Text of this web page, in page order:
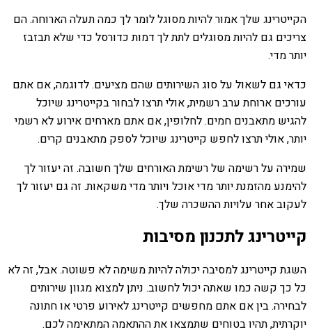
הקייטרינג שלך אמור להיות מסוגל לומר לך כמה תעלה הארוחה. הם
צריכים גם להיות מסוגלים לתת לך דמות כדורסל כדי שלא תבזבז
יותר מדי.
כדאי גם לשאול על סוג השירותים שהם מציעים. לדוגמה, אם אתם
עורכים ארוחת ערב רשמית, אולי תרצו לבחור בקייטרינג שיוכל
להגיש מתאבנים חמים. לחלופין, אם אתם מארחים אירוע לא רשמי
יותר, אולי תרצו לחפש קייטרינג שיוכל לספק מתאבנים קרים.
שמירה על רשימה של רשימת האורחים שלך חשובה. זה יעזור לך
להימנע מהזמנת יותר מדי אוכל ויותר מדי משקאות. זה גם יעזור לך
לעקוב אחר עלויות ההשכרה שלך.
קייטרינג לתכנון מסיבות
השגת קייטרינג למסיבה יכולה להיות משימה לא פשוטה. אבל, זה לא
כל כך קשה כמו שאתה יכול לחשוב. ניתן למצוא מגוון שירותים
לבחירה. בין אם אתם מחפשים קייטרינג לאירוע פרטי או חתונה
יוקרתית, תהיו בטוחים שתמצאו את ההתאמה המתאימה לכם.